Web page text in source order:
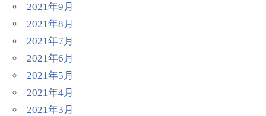
2021年9月
2021年8月
2021年7月
2021年6月
2021年5月
2021年4月
2021年3月